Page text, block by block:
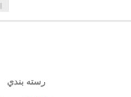
رسته بندي